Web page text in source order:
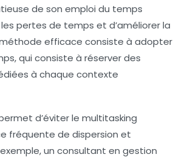
de son emploi du temps
pertes de temps et d’améliorer la
efficace consiste à adopter
, qui consiste à réserver des
à chaque contexte
d’éviter le multitasking
fréquente de dispersion et
un consultant en gestion